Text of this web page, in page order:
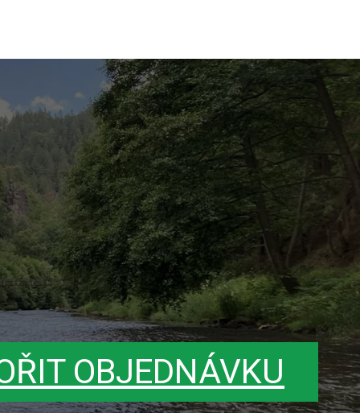
OBJEDNÁVKU